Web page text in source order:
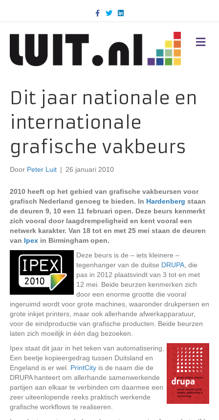
c
k
T
w
i
n
d
M
E
Dit jaar nationale en
internationale
grafische vakbeurs
Door Peter Luit | 26 januari 2010
2010 heeft op het gebied van grafische vakbeursen voor
grafisch Nederland genoeg te bieden. In Hardenberg staan
de deuren 9, 10 een 11 februari open. Deze beurs kenmerkt
zich vooral door laagdrempeligheid en kent vooral een
netwerk karakter. Van 18 tot en met 25 mei staan de deuren
van Ipex in Birmingham open.
Deze beurs is de – iets kleinere –
tegenhanger van de duitse DRUPA , die
pas in 2012 plaatsvindt van 3 tot en met
12 mei. Beide beurzen kenmerken zich
door een enorme grootte die vooral
ingeruimd wordt voor grote machines, waaronder drukpersen en
grote inkjet printers, maar ook allerhande afwerkapparatuur,
voor de eindproductie van grafische producten. Beide beurzen
laten zich moeilijk in één dag bezoeken.
Ipex staat dit jaar in het teken van automatisering.
Een beetje kopieergedrag tussen Duitsland en
Engeland is er wel. PrintCity is de naam die de
DRUPA hanteert om allerhande samenwerkende
partijen aan elkaar te verbinden om daarmee een
zeer uiteenlopende reeks praktisch werkende
grafische workflows te realiseren.